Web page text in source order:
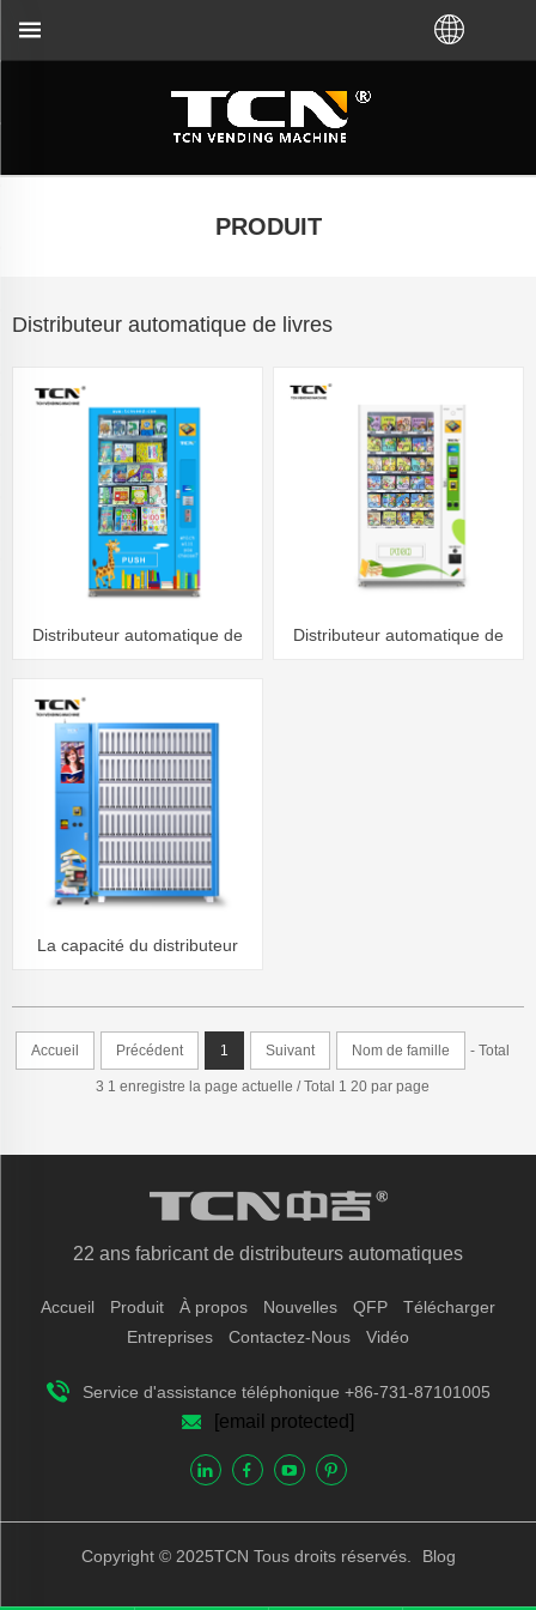
PRODUIT
Distributeur automatique de livres
Distributeur automatique de
Distributeur automatique de
La capacité du distributeur
Accueil Précédent 1 Suivant Nom de famille - Total
3 1 enregistre la page actuelle / Total 1 20 par page
22 ans fabricant de distributeurs automatiques
Accueil Produit À propos Nouvelles QFP
Télécharger
Entreprises
Contactez-Nous Vidéo
Service d'assistance téléphonique +86-731-87101005
[email protected]
Copyright © 2025TCN Tous droits réservés. Blog
les conseils et le dépannage des distributeurs